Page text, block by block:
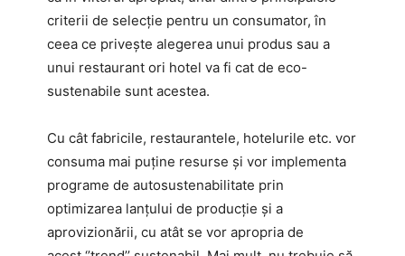
criterii de selecție pentru un consumator, în
ceea ce privește alegerea unui produs sau a
unui restaurant ori hotel va fi cat de eco-
sustenabile sunt acestea.
Cu cât fabricile, restaurantele, hotelurile etc. vor
consuma mai puține resurse și vor implementa
programe de autosustenabilitate prin
optimizarea lanțului de producție și a
aprovizionării, cu atât se vor apropria de